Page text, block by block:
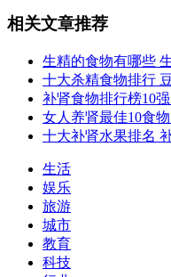
相关文章推荐
生精的食物有哪些
十大杀精食物排行
补肾食物排行榜10
女人养肾最佳10食
十大补肾水果排名
生活
娱乐
旅游
城市
教育
科技